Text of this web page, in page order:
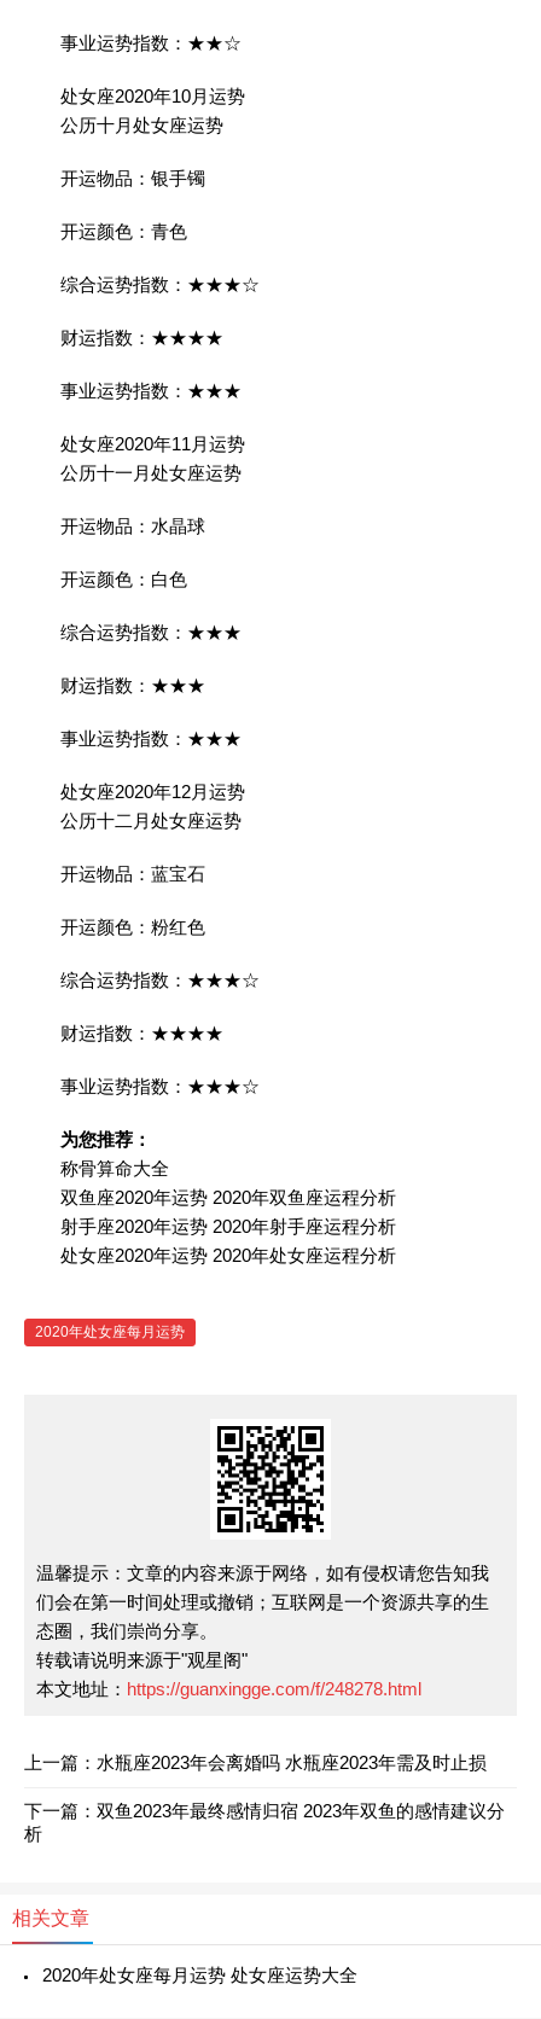
事业运势指数：★★☆
处女座2020年10月运势
公历十月处女座运势
开运物品：银手镯
开运颜色：青色
综合运势指数：★★★☆
财运指数：★★★★
事业运势指数：★★★
处女座2020年11月运势
公历十一月处女座运势
开运物品：水晶球
开运颜色：白色
综合运势指数：★★★
财运指数：★★★
事业运势指数：★★★
处女座2020年12月运势
公历十二月处女座运势
开运物品：蓝宝石
开运颜色：粉红色
综合运势指数：★★★☆
财运指数：★★★★
事业运势指数：★★★☆
为您推荐：
称骨算命大全
双鱼座2020年运势 2020年双鱼座运程分析
射手座2020年运势 2020年射手座运程分析
处女座2020年运势 2020年处女座运程分析
2020年处女座每月运势
温馨提示：文章的内容来源于网络，如有侵权请您告知我
们会在第一时间处理或撤销；互联网是一个资源共享的生
态圈，我们崇尚分享。
转载请说明来源于"观星阁"
本文地址： https://guanxingge.com/f/248278.html
上一篇： 水瓶座2023年会离婚吗 水瓶座2023年需及时止损
下一篇： 双鱼2023年最终感情归宿 2023年双鱼的感情建议分
析
相关文章
2020年处女座每月运势 处女座运势大全